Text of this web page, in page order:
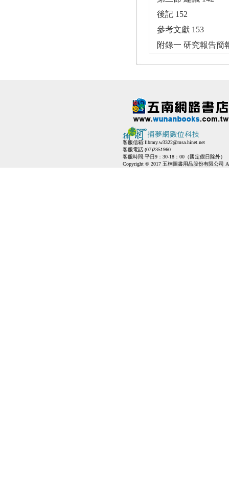
後記 152
參考文獻 153
附錄一 研究報告簡
客服信箱:library.w3322@msa.hinet.net
客服電話:(07)2351960
客服時間:平日9：30-18：00（國定假日除外）
Copyright © 2017 五楠圖書用品股份有限公司